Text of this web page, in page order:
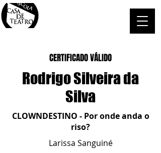
CERTIFICADO VÁLIDO
Rodrigo Silveira da
Silva
CLOWNDESTINO - Por onde anda o
riso?
Larissa Sanguiné